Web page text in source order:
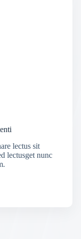
lectus sit
lectusget nunc